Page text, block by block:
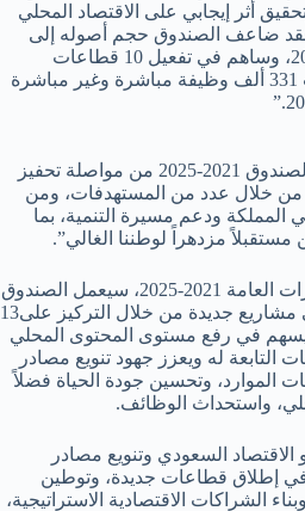
أثر إيجابي على الاقتصاد المحلي
فقد ضاعف الصندوق حجم أصوله إلى
نحو 1.5 تريليون ريال بنهاية 2020، وساهم في تفعيل 10 قطاعات
جديدة، وساهمت في استحداث 331 ألف وظيفة مباشرة وغير مباشرة
وأضاف “ستمكننا استراتيجية الصندوق 2021-2025 من مواصلة تحفيز
من خلال عدد من المستهدفات، ومن
ودعم مسيرة التنمية، بما
مزدهراً لوطننا الغالي”.
ووفق برنامج صندوق الاستثمارات العامة 2021-2025، سيعمل الصندوق
على ضخ استثمارات محلية في مشاريع جديدة من خلال التركيز على13
يسهم في رفع مستوى المحتوى المحلي
التابعة له ويعزز جهود تنويع مصادر
الموارد، وتحسين جودة الحياة فضلاً
واستحداث الوظائف.
السعودي وتنويع مصادر
إطلاق قطاعات جديدة، وتوطين
الشراكات الاقتصادية الاستراتيجية،